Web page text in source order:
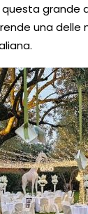
questa
una